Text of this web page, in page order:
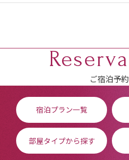
ご宿泊予約
宿泊プラン一覧
部屋タイプから探す